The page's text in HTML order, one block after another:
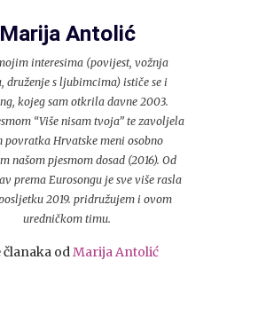
Marija Antolić
interesima (povijest, vožnja
druženje s ljubimcima) ističe se i
kojeg sam otkrila davne 2003.
“Više nisam tvoja” te zavoljela
povratka Hrvatske meni osobno
našom pjesmom dosad (2016). Od
prema Eurosongu je sve više rasla
2019. pridružujem i ovom
uredničkom timu.
članaka od Marija Antolić